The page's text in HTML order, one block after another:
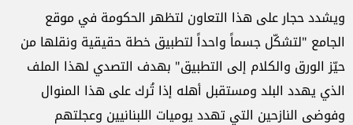
ويشدد حجار على هذا التعاون لتظهر الحكومة في موقع
الجامع "لتشكّل جسماً واحداً لتطبيق خطة حقيقية ونقلها من
حيّز الورق والكلام إلى التطبيق" بهدف التصدي لهذا الملف
الذي يهدد البلد ومستقبل أهله إذا تُرك على هذا المنوال
وفوضى النازحين التي تهدد يوميات اللبنانيين وعجلتهم